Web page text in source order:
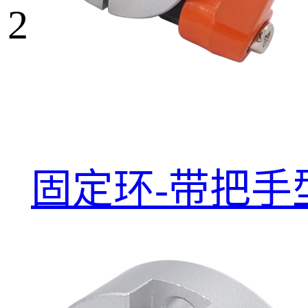
2
固定环-带把手